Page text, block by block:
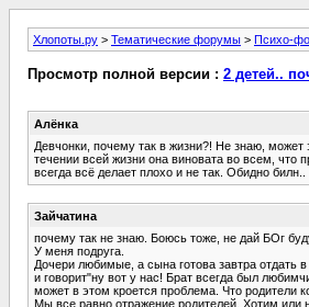
Хлопоты.ру > Тематические форумы > Психо-
Просмотр полной версии : 2 детей..
Алёнка
Девчонки, почему так в жизни?! Не знаю,
течении всей жизни она виновата во всем, что
всегда всё делает плохо и не так. Обидно билн..
Зайчатина
почему так не знаю. Боюсь тоже, не дай БОг
У меня подруга.
Дочери любимые, а сына готова завтра отдать
и говорит"ну вот у нас! Брат всегда был
может в этом кроется проблема. Что родители
Мы все равно отражение родителей. Хотим или